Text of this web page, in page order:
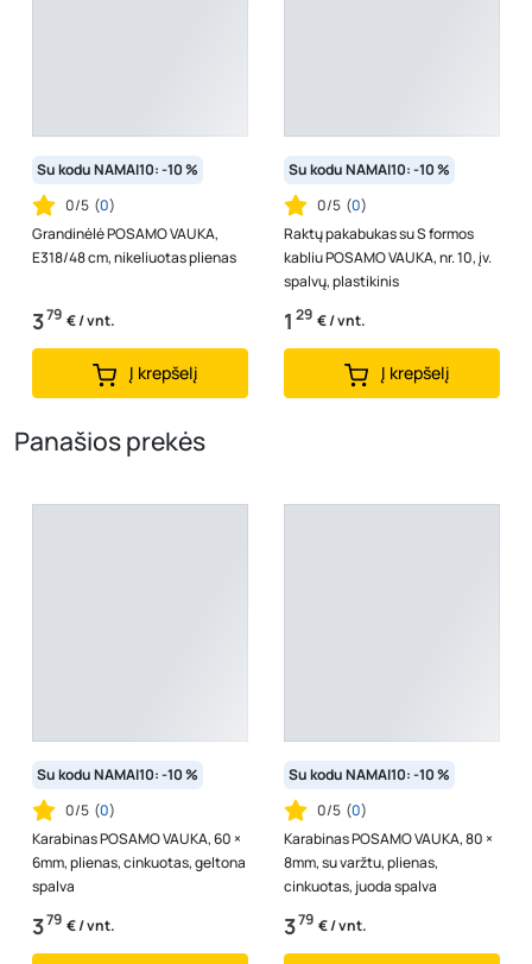
Su kodu NAMAI10: -10 %
0/5 (0)
Grandinėlė POSAMO VAUKA,
E318/48 cm, nikeliuotas plienas
379 € / vnt.
Į krepšelį
Su kodu NAMAI10: -10 %
0/5 (0)
Raktų pakabukas su S formos
kabliu POSAMO VAUKA, nr. 10, įv.
spalvų, plastikinis
1 29 € / vnt.
Į krepšelį
Panašios prekės
Su kodu NAMAI10: -10 %
0/5 (0)
Karabinas POSAMO VAUKA, 60 ×
6mm, plienas, cinkuotas, geltona
spalva
379 € / vnt.
Su kodu NAMAI10: -10 %
0/5 (0)
Karabinas POSAMO VAUKA, 80 ×
8mm, su varžtu, plienas,
cinkuotas, juoda spalva
379 € / vnt.